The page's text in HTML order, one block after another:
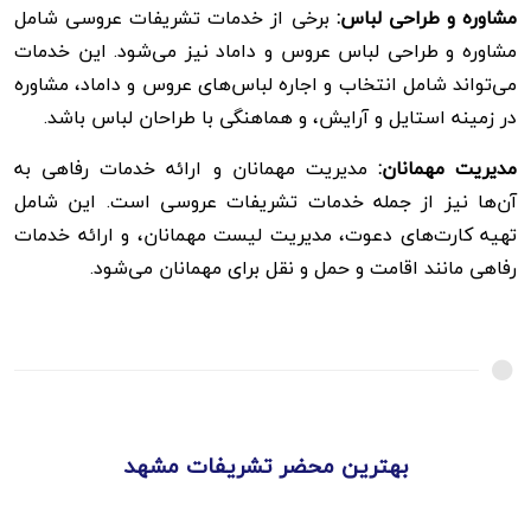
مشاوره و طراحی لباس: برخی از خدمات تشریفات عروسی شامل
مشاوره و طراحی لباس عروس و داماد نیز می‌شود. این خدمات
می‌تواند شامل انتخاب و اجاره لباس‌های عروس و داماد، مشاوره
در زمینه استایل و آرایش، و هماهنگی با طراحان لباس باشد.
مدیریت مهمانان: مدیریت مهمانان و ارائه خدمات رفاهی به
آن‌ها نیز از جمله خدمات تشریفات عروسی است. این شامل
تهیه کارت‌های دعوت، مدیریت لیست مهمانان، و ارائه خدمات
رفاهی مانند اقامت و حمل و نقل برای مهمانان می‌شود.
بهترین محضر تشریفات مشهد